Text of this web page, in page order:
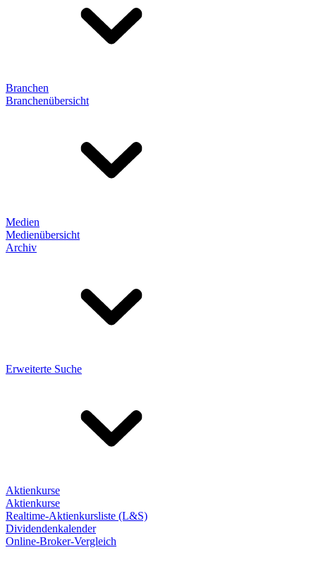
Branchen
Branchenübersicht
Medien
Medienübersicht
Archiv
Erweiterte Suche
Aktienkurse
Aktienkurse
Realtime-Aktienkursliste (L&S)
Dividendenkalender
Online-Broker-Vergleich